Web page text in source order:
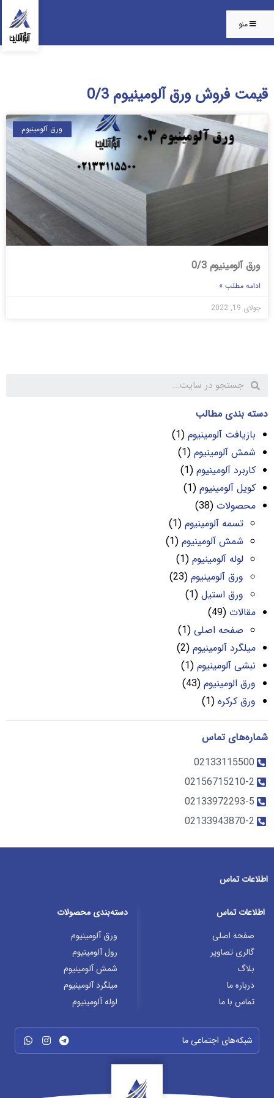
منو
قیمت فروش ورق آلومینیوم 0/3
ورق آلومینیوم
ورق آلومینیوم 0/3
ادامه مطلب »
جولای 19, 2022
دسته بندی مطالب
بازیافت آلومینیوم (1)
شمش آلومینیوم (1)
کاربرد آلومینیوم (1)
کویل آلومینیوم (1)
محصولات (38)
تسمه آلومینیوم (1)
شمش آلومینیوم (1)
لوله آلومینیوم (1)
ورق آلومینیوم (23)
ورق استیل (1)
مقالات (49)
صفحه اصلی (1)
میلگرد آلومینیوم (2)
نبشی آلومینیوم (1)
ورق الومینیوم (43)
ورق کرکره (1)
شماره‌های تماس
02133115500
02156715210-2
02133972293-5
02133943870-2
اطلاعات تماس
اطلاعات تماس
صفحه اصلی
گالری تصاویر
بلاگ
درباره ما
تماس با ما
دسته‌بندی محصولات
ورق آلومینیوم
رول آلومینیوم
شمش آلومینیوم
میلگرد آلومینیوم
لوله آلومینیوم
شبکه‌های اجتماعی ما